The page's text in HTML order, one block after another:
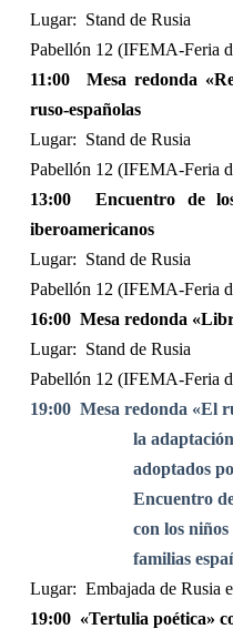
Lugar: Stand de Rusia
Pabellón 12 (IFEMA-Feria
11:00
Mesa redonda
ruso-españolas
Lugar: Stand de Rusia
Pabellón 12 (IFEMA-Feria
13:00
Encuentro de
iberoamericanos
Lugar: Stand de Rusia
Pabellón 12 (IFEMA-Feria
16:00 Mesa redonda
Lugar: Stand de Rusia
Pabellón 12 (IFEMA-Feria
19:00 Mesa redonda «El
la
adoptados
Encuentro
con los
familias
Lugar: Embajada de Rusia
19:00 «Tertulia poética»